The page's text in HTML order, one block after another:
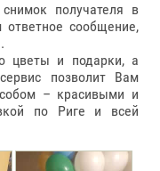
получателя в
сообщение,
цветы и подарки, а
позволит Вам
– красивыми и
по Риге и всей